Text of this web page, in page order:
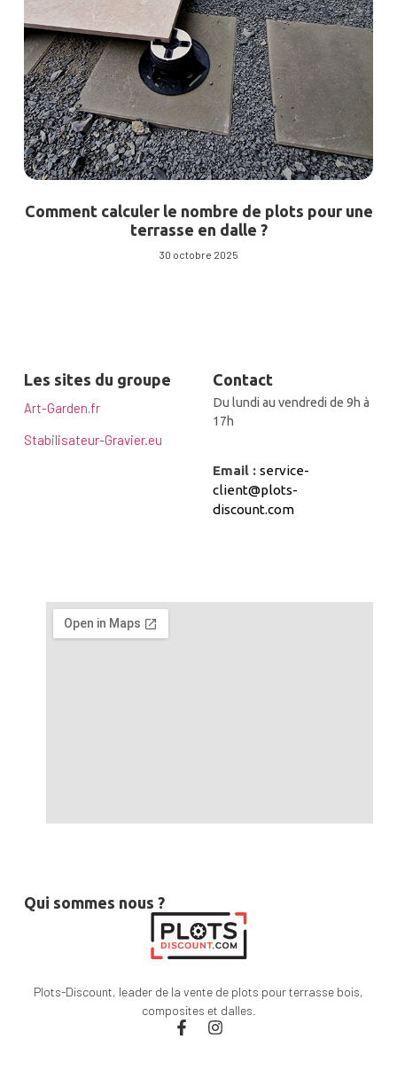
Comment calculer le nombre de plots pour une
terrasse en dalle ?
30 octobre 2025
Qui sommes nous ?
Plots-Discount, leader de la vente de plots pour terrasse bois,
composites et dalles.
Les sites du groupe
Art-Garden.fr
Stabilisateur-Gravier.eu
Contact
Du lundi au vendredi de 9h à
17h
Email : service-
client@plots-
discount.com